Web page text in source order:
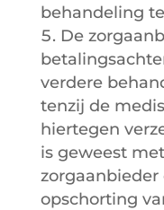
behandeling
De
verdere
tenzij de
hiertegen
is geweest
opschorting